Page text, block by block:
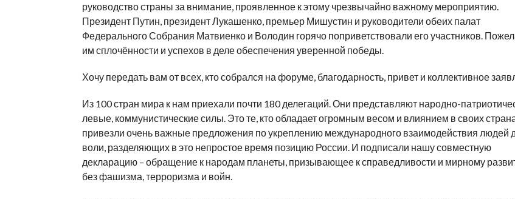
руководство страны за внимание, проявленное к этому чрезвычайно важному мероприятию.
Президент Путин, президент Лукашенко, премьер Мишустин и руководители обеих палат
Федерального Собрания Матвиенко и Володин горячо поприветствовали его участников.
им сплочённости и успехов в деле обеспечения уверенной победы.
Хочу передать вам от всех, кто собрался на форуме, благодарность, привет и коллективное
Из 100 стран мира к нам приехали почти 180 делегаций. Они представляют народно-
левые, коммунистические силы. Это те, кто обладает огромным весом и влиянием в своих
привезли очень важные предложения по укреплению международного взаимодействия людей
воли, разделяющих в это непростое время позицию России. И подписали нашу совместную
декларацию – обращение к народам планеты, призывающее к справедливости и мирному
без фашизма, терроризма и войн.